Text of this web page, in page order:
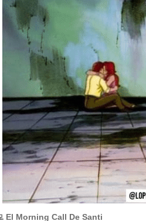
El Morning Call De Santi